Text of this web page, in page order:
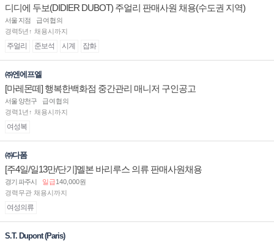
디디에 두보(DIDIER DUBOT) 주얼리 판매사원 채용(수도권 지역)
서울 지점
급여협의
경력5년↑ 채용시까지
주얼리 준보석 시계 잡화
㈜엔에프엘
[마레몬떼] 행복한백화점 중간관리 매니저 구인공고
서울 양천구
급여협의
경력1년↑ 채용시까지
여성복
㈜다폼
[주4일/일13만/단기]멜본 바리루스 의류 판매사원채용
경기 파주시 일급140,000원
경력무관 채용시까지
여성의류
S.T. Dupont (Paris)